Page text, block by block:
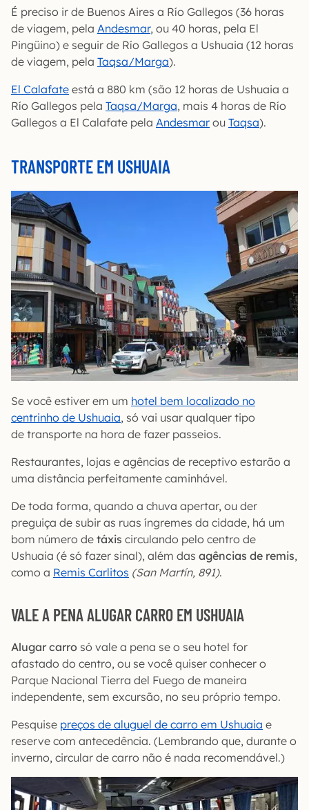
É preciso ir de Buenos Aires a Río Gallegos (36 horas
de viagem, pela Andesmar, ou 40 horas, pela El
Pingüino) e seguir de Río Gallegos a Ushuaia (12 horas
de viagem, pela Taqsa/Marga).
El Calafate está a 880 km (são 12 horas de Ushuaia a
Río Gallegos pela Taqsa/Marga, mais 4 horas de Río
Gallegos a El Calafate pela Andesmar ou Taqsa).
TRANSPORTE EM USHUAIA
Se você estiver em um hotel bem localizado no
centrinho de Ushuaia, só vai usar qualquer tipo
de transporte na hora de fazer passeios.
Restaurantes, lojas e agências de receptivo estarão a
uma distância perfeitamente caminhável.
De toda forma, quando a chuva apertar, ou der
preguiça de subir as ruas íngremes da cidade, há um
bom número de táxis circulando pelo centro de
Ushuaia (é só fazer sinal), além das agências de remis,
como a Remis Carlitos (San Martín, 891).
VALE A PENA ALUGAR CARRO EM USHUAIA
Alugar carro só vale a pena se o seu hotel for
afastado do centro, ou se você quiser conhecer o
Parque Nacional Tierra del Fuego de maneira
independente, sem excursão, no seu próprio tempo.
Pesquise preços de aluguel de carro em Ushuaia e
reserve com antecedência. (Lembrando que, durante o
inverno, circular de carro não é nada recomendável.)